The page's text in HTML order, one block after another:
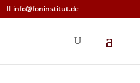
info@foninstitut.de